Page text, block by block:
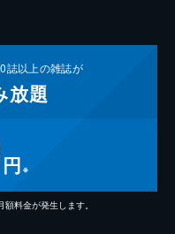
誌以上の雑誌が
放題
円 ※
料金が発生します。